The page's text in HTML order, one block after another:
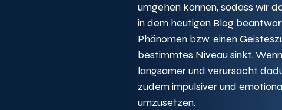
umgehen können, sodass wir
in dem heutigen Blog
Phänomen bzw. einen
bestimmtes Niveau sinkt.
langsamer und verursacht
zudem impulsiver und
umzusetzen.